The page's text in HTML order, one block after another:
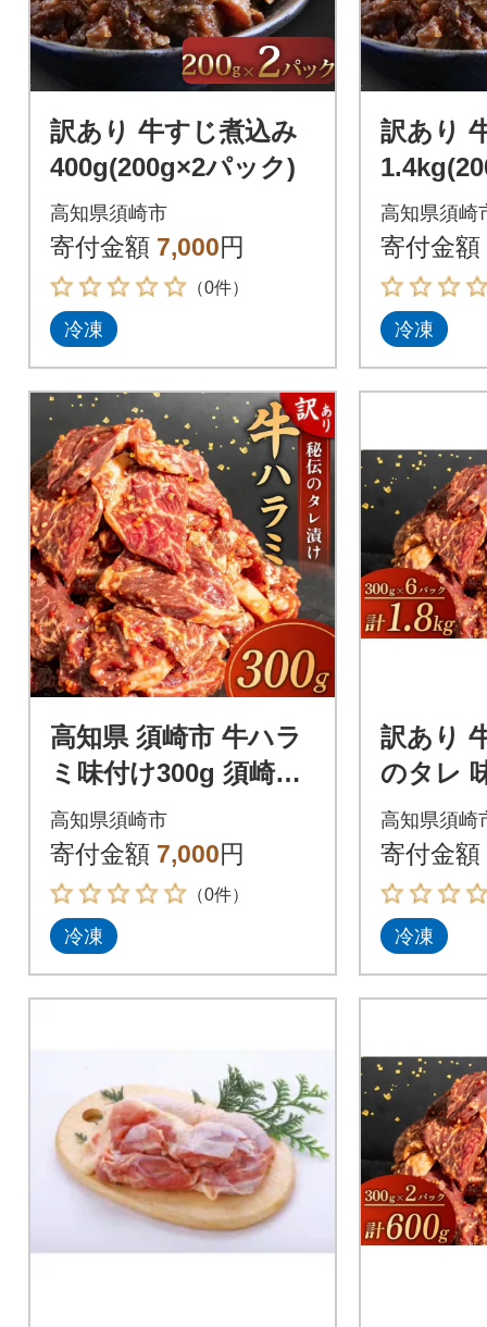
訳あり 牛すじ煮込み
400g(200g×2パック)
高知県須崎市
寄付金額 7,000円
（0件）
冷凍
訳あり
高知県須崎
寄付金額
冷凍
高知県 須崎市 牛ハラ
ミ味付け300g 須崎の
恵み
高知県須崎市
寄付金額 7,000円
（0件）
冷凍
訳あり
のタレ
300g ×
高知県須崎
寄付金額
冷凍